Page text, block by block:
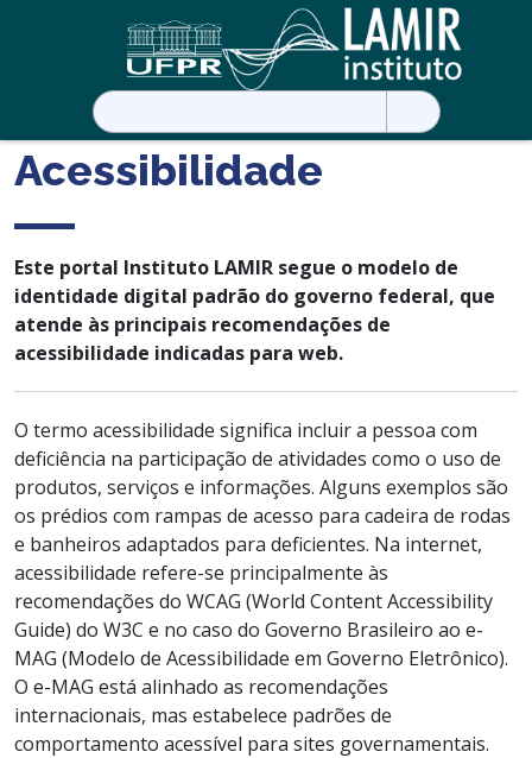
Pesquisar
por:
Acessibilidade
Este portal Instituto LAMIR segue o modelo de
identidade digital padrão do governo federal, que
atende às principais recomendações de
acessibilidade indicadas para web.
O termo acessibilidade significa incluir a pessoa com
deficiência na participação de atividades como o uso de
produtos, serviços e informações. Alguns exemplos são
os prédios com rampas de acesso para cadeira de rodas
e banheiros adaptados para deficientes. Na internet,
acessibilidade refere-se principalmente às
recomendações do WCAG (World Content Accessibility
Guide) do W3C e no caso do Governo Brasileiro ao e-
MAG (Modelo de Acessibilidade em Governo Eletrônico).
O e-MAG está alinhado as recomendações
internacionais, mas estabelece padrões de
comportamento acessível para sites governamentais.